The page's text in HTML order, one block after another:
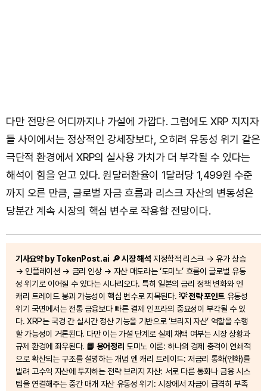
다만 전망은 어디까지나 가설에 가깝다. 그럼에도 XRP 지지자
들 사이에서는 정상적인 강세장보다, 오히려 유동성 위기 같은
극단적 환경에서 XRP의 실사용 가치가 더 부각될 수 있다는
해석이 힘을 얻고 있다. 원달러환율이 1달러당 1,499원 수준
까지 오른 만큼, 글로벌 자금 흐름과 리스크 자산의 변동성은
당분간 계속 시장의 핵심 변수로 작용할 전망이다.
기사요약 by TokenPost.ai 🔎 시장 해석 지정학적 리스크 → 유가 상승
→ 인플레이션 → 금리 인상 → 자산 매도라는 ‘도미노’ 흐름이 글로벌 유동
성 위기로 이어질 수 있다는 시나리오다. 특히 일본의 금리 정책 변화와 엔
캐리 트레이드 붕괴 가능성이 핵심 변수로 지목된다. 💡 전략 포인트 유동성
위기 국면에서는 전통 금융보다 빠른 결제 인프라의 중요성이 부각될 수 있
다. XRP는 국경 간 실시간 정산 기능을 기반으로 ‘브리지 자산’ 역할을 수행
할 가능성이 거론된다. 다만 이는 가설 단계로 실제 채택 여부는 시장 상황과
규제 환경에 좌우된다. 📘 용어정리 도미노 이론: 하나의 경제 충격이 연쇄적
으로 확산되는 구조를 설명하는 개념 엔 캐리 트레이드: 저금리 통화(엔화)를
빌려 고수익 자산에 투자하는 전략 브리지 자산: 서로 다른 통화나 금융 시스
템을 연결해주는 중간 매개 자산 유동성 위기: 시장에서 자금이 급격히 부족